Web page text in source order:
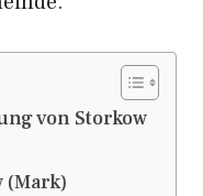
von Storkow
(Mark)